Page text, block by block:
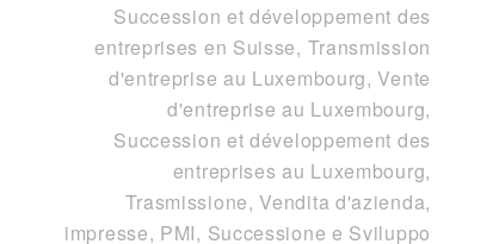
Succession et développement des
entreprises en Suisse, Transmission
d'entreprise au Luxembourg, Vente
d'entreprise au Luxembourg,
Succession et développement des
entreprises au Luxembourg,
Trasmissione, Vendita d'azienda,
impresse, PMI, Successione e Sviluppo